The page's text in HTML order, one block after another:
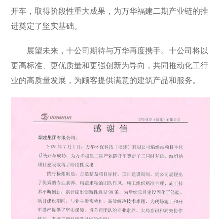
开车，取得阶段性重大成果，为万华福建二期产业链的推
进奠定了坚实基础。
展望未来，十公司期待与万华再度携手。十公司将以
更高标准、更优质量和更强创新为导向，共同推动化工行
业的高质量发展，为顾客提供满意的建筑产品和服务。